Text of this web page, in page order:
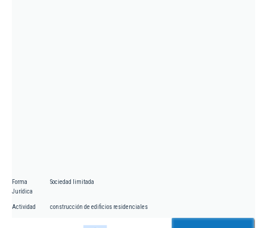
Forma
Jurídica
Sociedad limitada
Actividad construcción de edificios residenciales